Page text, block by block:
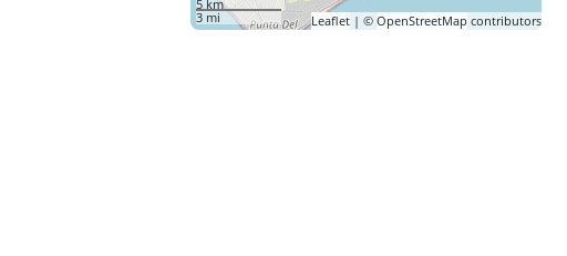
5 km
3 mi
Leaflet | ©OpenStreetMap contributors